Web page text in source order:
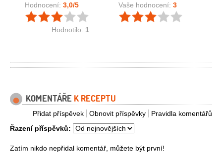
Hodnocení: 3,0/5
Hodnotilo: 1
Vaše hodnocení: 3
KOMENTÁŘE K RECEPTU
Pravidla komentářů
Obnovit příspěvky
Přidat příspěvek
Řazení příspěvků:
Zatím nikdo nepřidal komentář, můžete být první!